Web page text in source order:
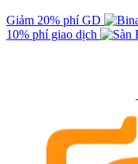
Giảm 20% phí GD
10% phí giao dịch